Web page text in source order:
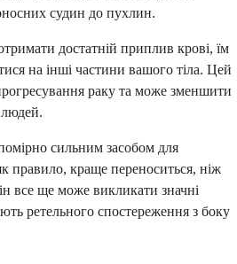
судин до пухлин.
достатній приплив крові, їм
на інші частини вашого тіла. Цей
раку та може зменшити
сильним засобом для
правило, краще переноситься, ніж
все ще може викликати значні
ретельного спостереження з боку